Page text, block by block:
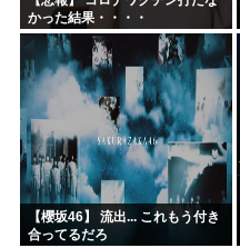
かった結果・・・・
【櫻坂46】 流出... これもう付き
合ってるだろ